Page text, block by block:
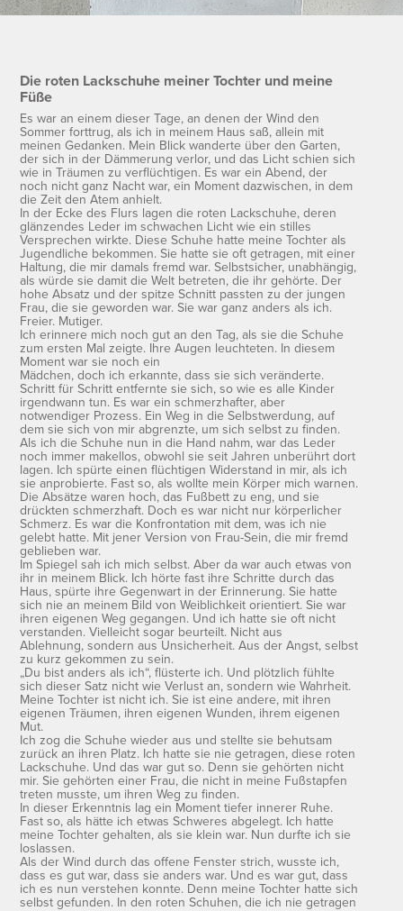
Die roten Lackschuhe meiner Tochter und meine
Füße
Es war an einem dieser Tage, an denen der Wind den
Sommer forttrug, als ich in meinem Haus saß, allein mit
meinen Gedanken. Mein Blick wanderte über den Garten,
der sich in der Dämmerung verlor, und das Licht schien sich
wie in Träumen zu verflüchtigen. Es war ein Abend, der
noch nicht ganz Nacht war, ein Moment dazwischen, in dem
die Zeit den Atem anhielt.
In der Ecke des Flurs lagen die roten Lackschuhe, deren
glänzendes Leder im schwachen Licht wie ein stilles
Versprechen wirkte. Diese Schuhe hatte meine Tochter als
Jugendliche bekommen. Sie hatte sie oft getragen, mit einer
Haltung, die mir damals fremd war. Selbstsicher, unabhängig,
als würde sie damit die Welt betreten, die ihr gehörte. Der
hohe Absatz und der spitze Schnitt passten zu der jungen
Frau, die sie geworden war. Sie war ganz anders als ich.
Freier. Mutiger.
Ich erinnere mich noch gut an den Tag, als sie die Schuhe
zum ersten Mal zeigte. Ihre Augen leuchteten. In diesem
Moment war sie noch ein
Mädchen, doch ich erkannte, dass sie sich veränderte.
Schritt für Schritt entfernte sie sich, so wie es alle Kinder
irgendwann tun. Es war ein schmerzhafter, aber
notwendiger Prozess. Ein Weg in die Selbstwerdung, auf
dem sie sich von mir abgrenzte, um sich selbst zu finden.
Als ich die Schuhe nun in die Hand nahm, war das Leder
noch immer makellos, obwohl sie seit Jahren unberührt dort
lagen. Ich spürte einen flüchtigen Widerstand in mir, als ich
sie anprobierte. Fast so, als wollte mein Körper mich warnen.
Die Absätze waren hoch, das Fußbett zu eng, und sie
drückten schmerzhaft. Doch es war nicht nur körperlicher
Schmerz. Es war die Konfrontation mit dem, was ich nie
gelebt hatte. Mit jener Version von Frau-Sein, die mir fremd
geblieben war.
Im Spiegel sah ich mich selbst. Aber da war auch etwas von
ihr in meinem Blick. Ich hörte fast ihre Schritte durch das
Haus, spürte ihre Gegenwart in der Erinnerung. Sie hatte
sich nie an meinem Bild von Weiblichkeit orientiert. Sie war
ihren eigenen Weg gegangen. Und ich hatte sie oft nicht
verstanden. Vielleicht sogar beurteilt. Nicht aus
Ablehnung, sondern aus Unsicherheit. Aus der Angst, selbst
zu kurz gekommen zu sein.
„Du bist anders als ich“, flüsterte ich. Und plötzlich fühlte
sich dieser Satz nicht wie Verlust an, sondern wie Wahrheit.
Meine Tochter ist nicht ich. Sie ist eine andere, mit ihren
eigenen Träumen, ihren eigenen Wunden, ihrem eigenen
Mut.
Ich zog die Schuhe wieder aus und stellte sie behutsam
zurück an ihren Platz. Ich hatte sie nie getragen, diese roten
Lackschuhe. Und das war gut so. Denn sie gehörten nicht
mir. Sie gehörten einer Frau, die nicht in meine Fußstapfen
treten musste, um ihren Weg zu finden.
In dieser Erkenntnis lag ein Moment tiefer innerer Ruhe.
Fast so, als hätte ich etwas Schweres abgelegt. Ich hatte
meine Tochter gehalten, als sie klein war. Nun durfte ich sie
loslassen.
Als der Wind durch das offene Fenster strich, wusste ich,
dass es gut war, dass sie anders war. Und es war gut, dass
ich es nun verstehen konnte. Denn meine Tochter hatte sich
selbst gefunden. In den roten Schuhen, die ich nie getragen